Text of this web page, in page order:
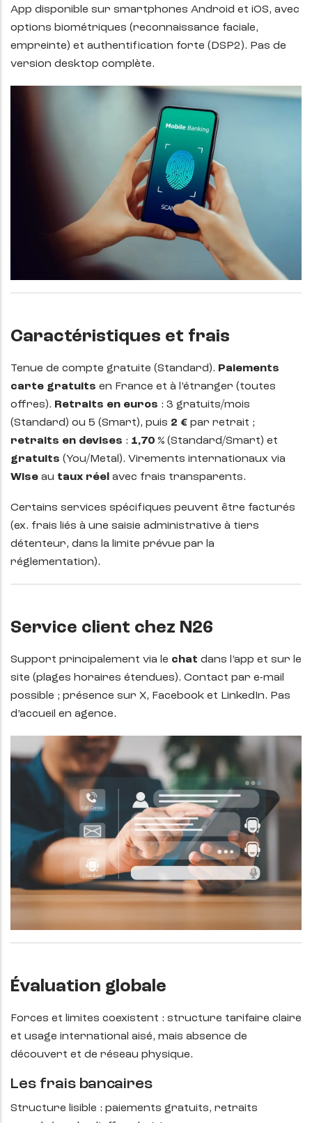
App disponible sur smartphones Android et iOS, avec
options biométriques (reconnaissance faciale,
empreinte) et authentification forte (DSP2). Pas de
version desktop complète.
Caractéristiques et frais
Tenue de compte gratuite (Standard). Paiements
carte gratuits en France et à l’étranger (toutes
offres). Retraits en euros : 3 gratuits/mois
(Standard) ou 5 (Smart), puis 2 € par retrait ;
retraits en devises : 1,70 % (Standard/Smart) et
gratuits (You/Metal). Virements internationaux via
Wise au taux réel avec frais transparents.
Certains services spécifiques peuvent être facturés
(ex. frais liés à une saisie administrative à tiers
détenteur, dans la limite prévue par la
réglementation).
Service client chez N26
Support principalement via le chat dans l’app et sur le
site (plages horaires étendues). Contact par e-mail
possible ; présence sur X, Facebook et LinkedIn. Pas
d’accueil en agence.
Évaluation globale
Forces et limites coexistent : structure tarifaire claire
et usage international aisé, mais absence de
découvert et de réseau physique.
Les frais bancaires
Structure lisible : paiements gratuits, retraits